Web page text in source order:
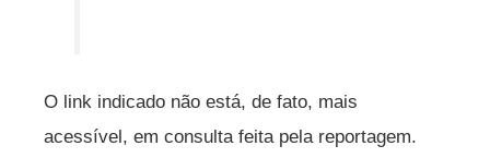
O link indicado não está, de fato, mais
acessível, em consulta feita pela reportagem.